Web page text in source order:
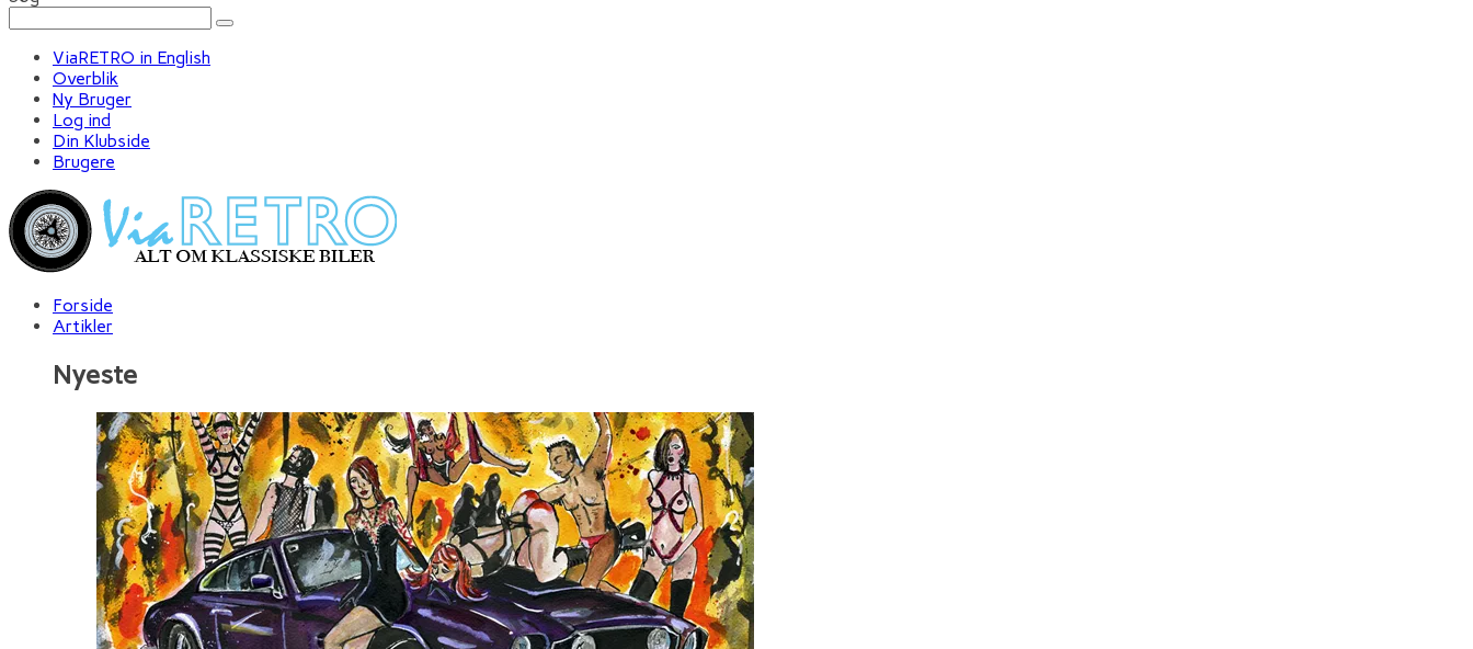
ViaRETRO in English
Overblik
Ny Bruger
Log ind
Din Klubside
Brugere
Forside
Artikler
Nyeste